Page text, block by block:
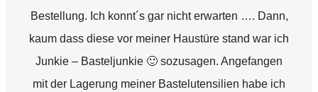
Bestellung. Ich konnt´s gar nicht erwarten …. Dann,
kaum dass diese vor meiner Haustüre stand war ich
Junkie – Basteljunkie 🙂 sozusagen. Angefangen
mit der Lagerung meiner Bastelutensilien habe ich